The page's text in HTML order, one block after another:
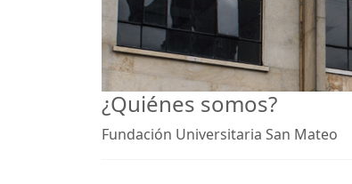
¿Quiénes somos?
Fundación Universitaria San Mateo